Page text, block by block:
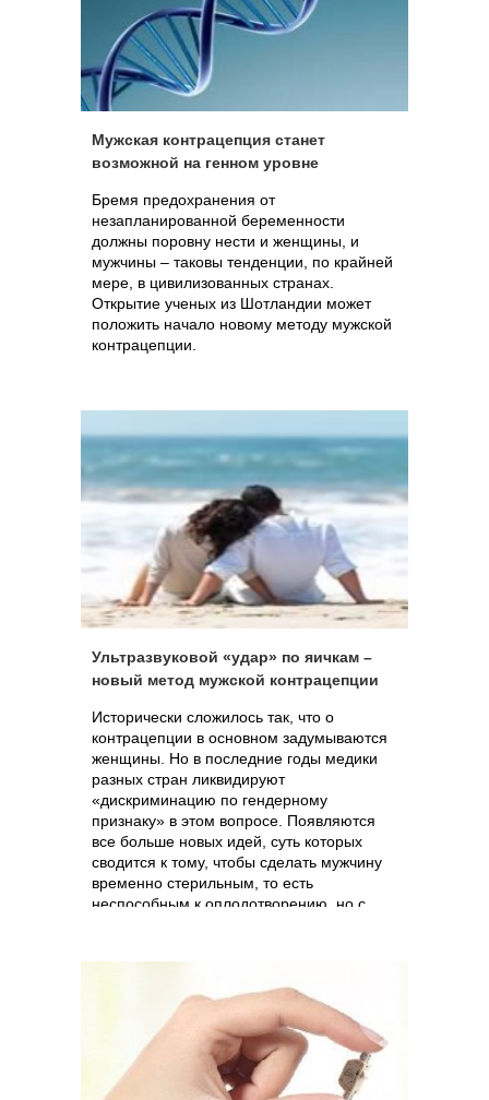
Мужская контрацепция станет
возможной на генном уровне
Бремя предохранения от
незапланированной беременности
должны поровну нести и женщины, и
мужчины – таковы тенденции, по крайней
мере, в цивилизованных странах.
Открытие ученых из Шотландии может
положить начало новому методу мужской
контрацепции.
Ультразвуковой «удар» по яичкам –
новый метод мужской контрацепции
Исторически сложилось так, что о
контрацепции в основном задумываются
женщины. Но в последние годы медики
разных стран ликвидируют
«дискриминацию по гендерному
признаку» в этом вопросе. Появляются
все больше новых идей, суть которых
сводится к тому, чтобы сделать мужчину
временно стерильным, то есть
неспособным к оплодотворению, но с
количество сперматозоидов, как
минимум, на 2 месяца, до беззвучных и
безболезненных ударов ультразвуком по
«святая святых» организма мужчины,
которые гарантируют 6 месяцев
«бездетного» секса – таков путь
эволюции мужской контрацепции всего за